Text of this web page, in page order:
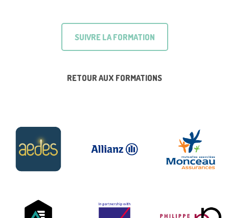
SUIVRE LA FORMATION
RETOUR AUX FORMATIONS